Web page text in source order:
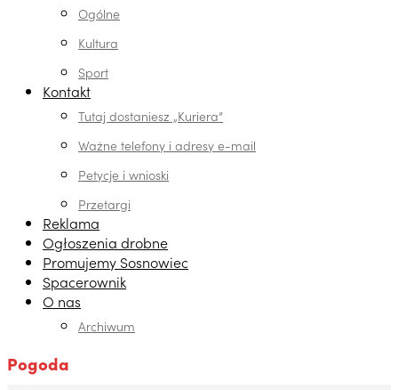
Ogólne
Kultura
Sport
Kontakt
Tutaj dostaniesz „Kuriera”
Ważne telefony i adresy e-mail
Petycje i wnioski
Przetargi
Reklama
Ogłoszenia drobne
Promujemy Sosnowiec
Spacerownik
O nas
Archiwum
Pogoda